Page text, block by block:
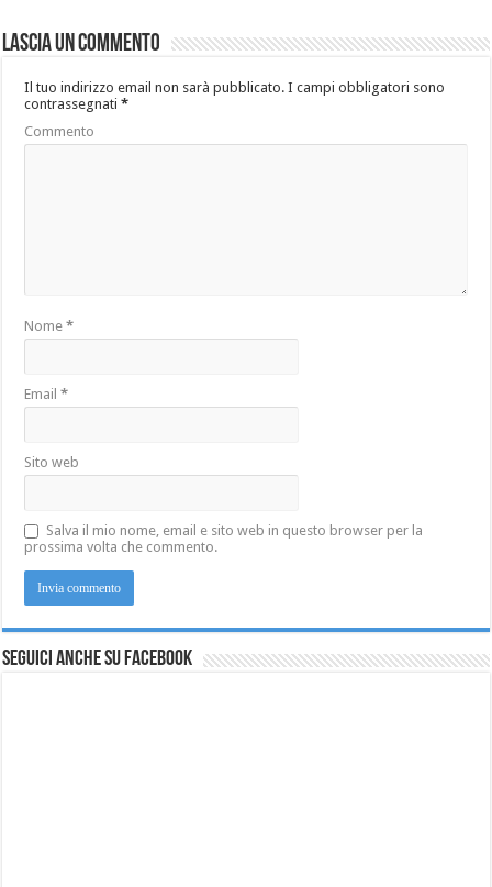
Lascia un commento
Il tuo indirizzo email non sarà pubblicato. I campi obbligatori sono
contrassegnati*
Commento
Nome*
Email*
Sito web
Salva il mio nome, email e sito web in questo browser per la
prossima volta che commento.
Seguici anche su Facebook